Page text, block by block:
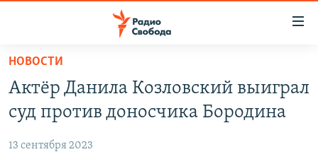
упрощенного
доступа
основному
ПОДКАСТЫ
АВТОРСКИЕ ПРОЕКТЫ
ЦИТАТЫ СВОБОДЫ
НОВОСТИ
Актёр Данила Козловский выиграл
суд против доносчика Бородина
13 сентября 2023